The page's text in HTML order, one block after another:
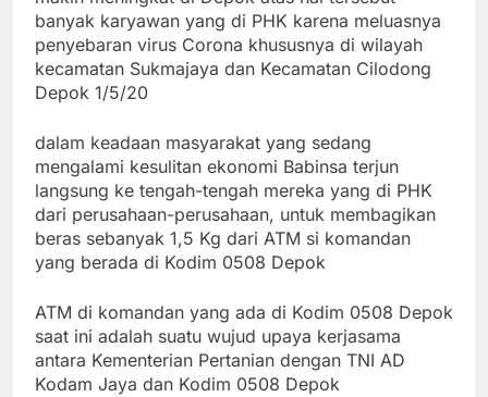
banyak karyawan yang di PHK karena meluasnya
penyebaran virus Corona khususnya di wilayah
kecamatan Sukmajaya dan Kecamatan Cilodong
Depok 1/5/20
dalam keadaan masyarakat yang sedang
mengalami kesulitan ekonomi Babinsa terjun
langsung ke tengah-tengah mereka yang di PHK
dari perusahaan-perusahaan, untuk membagikan
beras sebanyak 1,5 Kg dari ATM si komandan
yang berada di Kodim 0508 Depok
ATM di komandan yang ada di Kodim 0508 Depok
saat ini adalah suatu wujud upaya kerjasama
antara Kementerian Pertanian dengan TNI AD
Kodam Jaya dan Kodim 0508 Depok